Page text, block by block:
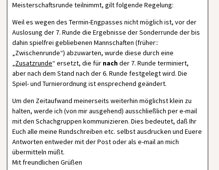
Meisterschaftsrunde teilnimmt, gilt folgende Regelung:
Weil es wegen des Termin-Engpasses nicht möglich ist, vor der
Auslosung der 7. Runde die Ergebnisse der Sonderrunde der bis
dahin spielfrei gebliebenen Mannschaften (früher::
„Zwischenrunde“) abzuwarten, wurde diese durch eine
„Zusatzrunde“ ersetzt, die für nachder 7. Runde terminiert,
aber nach dem Stand nach der 6. Runde festgelegt wird. Die
Spiel- und Turnierordnung ist ensprechend geändert.
Um den Zeitaufwand meinerseits weiterhin möglichst klein zu
halten, werde ich (von mir ausgehend) ausschließlich per e-mail
mit den Schachgruppen kommunizieren. Dies bedeutet, daß Ihr
Euch alle meine Rundschreiben etc. selbst ausdrucken und Euere
Antworten entweder mit der Post oder als e-mail an mich
übermitteln müßt.
Mit freundlichen Grüßen